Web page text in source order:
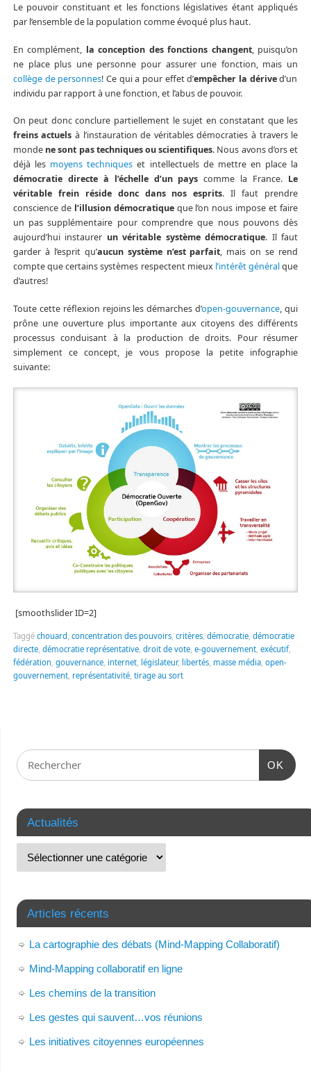
Le pouvoir constituant et les fonctions législatives étant appliqués
par l’ensemble de la population comme évoqué plus haut.
En complément, la conception des fonctions changent, puisqu’on
ne place plus une personne pour assurer une fonction, mais un
collège de personnes! Ce qui a pour effet d’empêcher la dérived’un
individu par rapport à une fonction, et l’abus de pouvoir.
On peut donc conclure partiellement le sujet en constatant que les
freins actuels à l’instauration de véritables démocraties à travers le
monde ne sont pas techniques ou scientifiques. Nous avons d’ors et
déjà les moyens techniques et intellectuels de mettre en place la
démocratie directe à l’échelle d’un pays comme la France. Le
véritable frein réside donc dans nos esprits. Il faut prendre
conscience de l’illusion démocratiqueque l’on nous impose et faire
un pas supplémentaire pour comprendre que nous pouvons dès
aujourd’hui instaurer un véritable système démocratique. Il faut
garder à l’esprit qu’aucun système n’est parfait, mais on se rend
compte que certains systèmes respectent mieux l’intérêt généralque
d’autres!
Toute cette réflexion rejoins les démarches d’open-gouvernance, qui
prône une ouverture plus importante aux citoyens des différents
processus conduisant à la production de droits. Pour résumer
simplement ce concept, je vous propose la petite infographie
suivante:
[smoothslider ID=2]
Taggé chouard concentration des pouvoirs, critères, démocratie, démocratie
directe, démocratie représentative, droit de vote, e-gouvernement, exécutif,
fédération gouvernance, internet, législateur, libertés, masse média, open-
gouvernement, représentativité, tirage au sort
OK
Actualités
Articles récents
La cartographie des débats (Mind-Mapping Collaboratif)
Mind-Mapping collaboratif en ligne
Les chemins de la transition
Les gestes qui sauvent…vos réunions
Les initiatives citoyennes européennes